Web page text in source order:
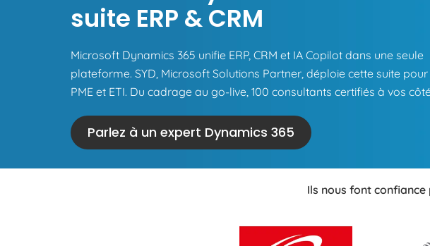
suite ERP & CRM
Microsoft Dynamics 365 unifie ERP, CRM et IA Copilot dans une seule
plateforme. SYD, Microsoft Solutions Partner, déploie cette suite pour
PME et ETI. Du cadrage au go-live, 100 consultants certifiés à vos
Parlez à un expert Dynamics 365
Ils nous font